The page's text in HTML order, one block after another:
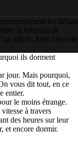
les débats
la fonction de
article. Merci de
ils dorment
jour. Mais pourquoi,
vous dit tout, en ce
entier.
le moins étrange.
à travers
des heures sur leur
et encore dormir.